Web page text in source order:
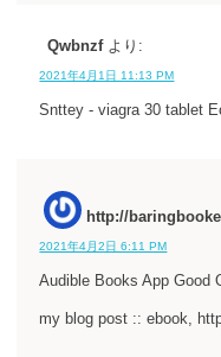
Qwbnzf より:
2021年4月1日 11:13 PM
Snttey - viagra 30 tablet
http://
2021年4月2日 6:11 PM
Audible Books App Good
my blog post :: ebook,